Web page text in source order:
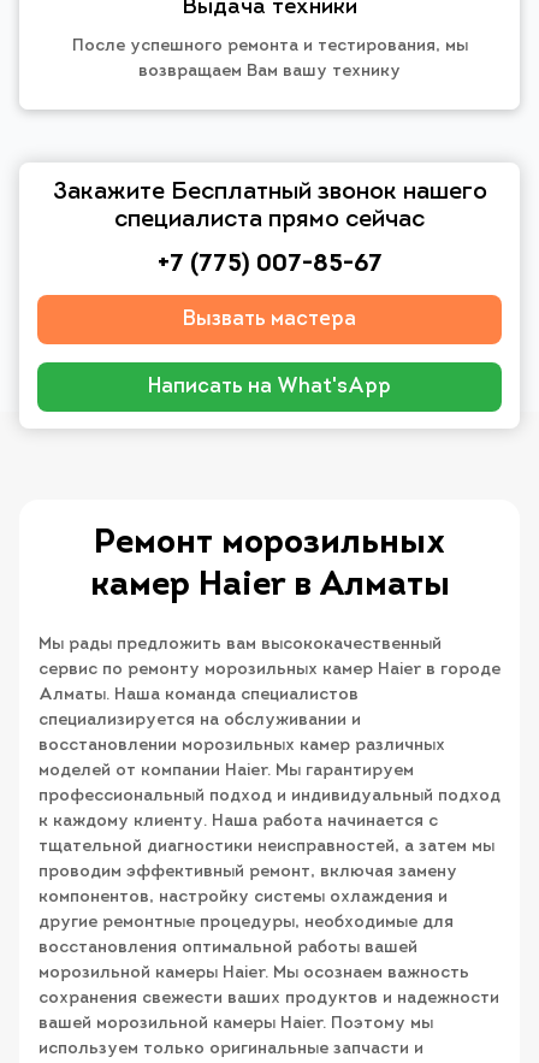
Выдача техники
После успешного ремонта и тестирования, мы
возвращаем Вам вашу технику
Закажите Бесплатный звонок нашего
специалиста прямо сейчас
+7 (775) 007-85-67
Вызвать мастера
Написать на What'sApp
Ремонт морозильных
камер Haier в Алматы
Мы рады предложить вам высококачественный
сервис по ремонту морозильных камер Haier в городе
Алматы. Наша команда специалистов
специализируется на обслуживании и
восстановлении морозильных камер различных
моделей от компании Haier. Мы гарантируем
профессиональный подход и индивидуальный подход
к каждому клиенту. Наша работа начинается с
тщательной диагностики неисправностей, а затем мы
проводим эффективный ремонт, включая замену
компонентов, настройку системы охлаждения и
другие ремонтные процедуры, необходимые для
восстановления оптимальной работы вашей
морозильной камеры Haier. Мы осознаем важность
сохранения свежести ваших продуктов и надежности
вашей морозильной камеры Haier. Поэтому мы
используем только оригинальные запчасти и